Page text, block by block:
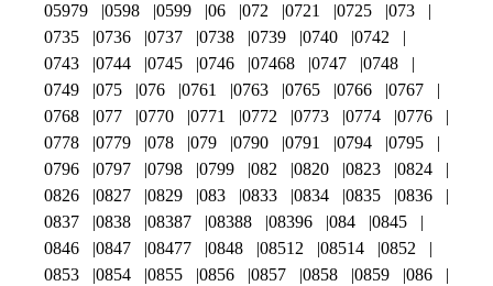
05979
0598 0599 06 072 0721 0725
073
0735
0736 0737 0738 0739 0740
0742
0743
0744 0745 0746 07468 0747
0748
0749
075 076 0761 0763 0765 0766
0767
0768
077 0770 0771 0772 0773 0774
0776
0778
0779 078 079 0790 0791 0794
0795
0796
0797 0798 0799 082 0820 0823
0824
0826
0827 0829 083 0833 0834 0835
0836
0837
0838 08387 08388 08396 084
0845
0846
0847 08477 0848 08512 08514
0852
0853
0854 0855 0856 0857 0858 0859
086